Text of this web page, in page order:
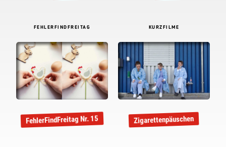
FEHLERFINDFREITAG
FehlerFindFreitag Nr. 15
KURZFILME
Zigarettenpäuschen